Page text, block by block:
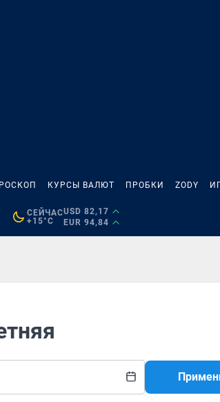
КУРСЫ ВАЛЮТ ПРОБКИ ZODY
СЕЙЧАС
+15°C
USD 82,17
EUR 94,84